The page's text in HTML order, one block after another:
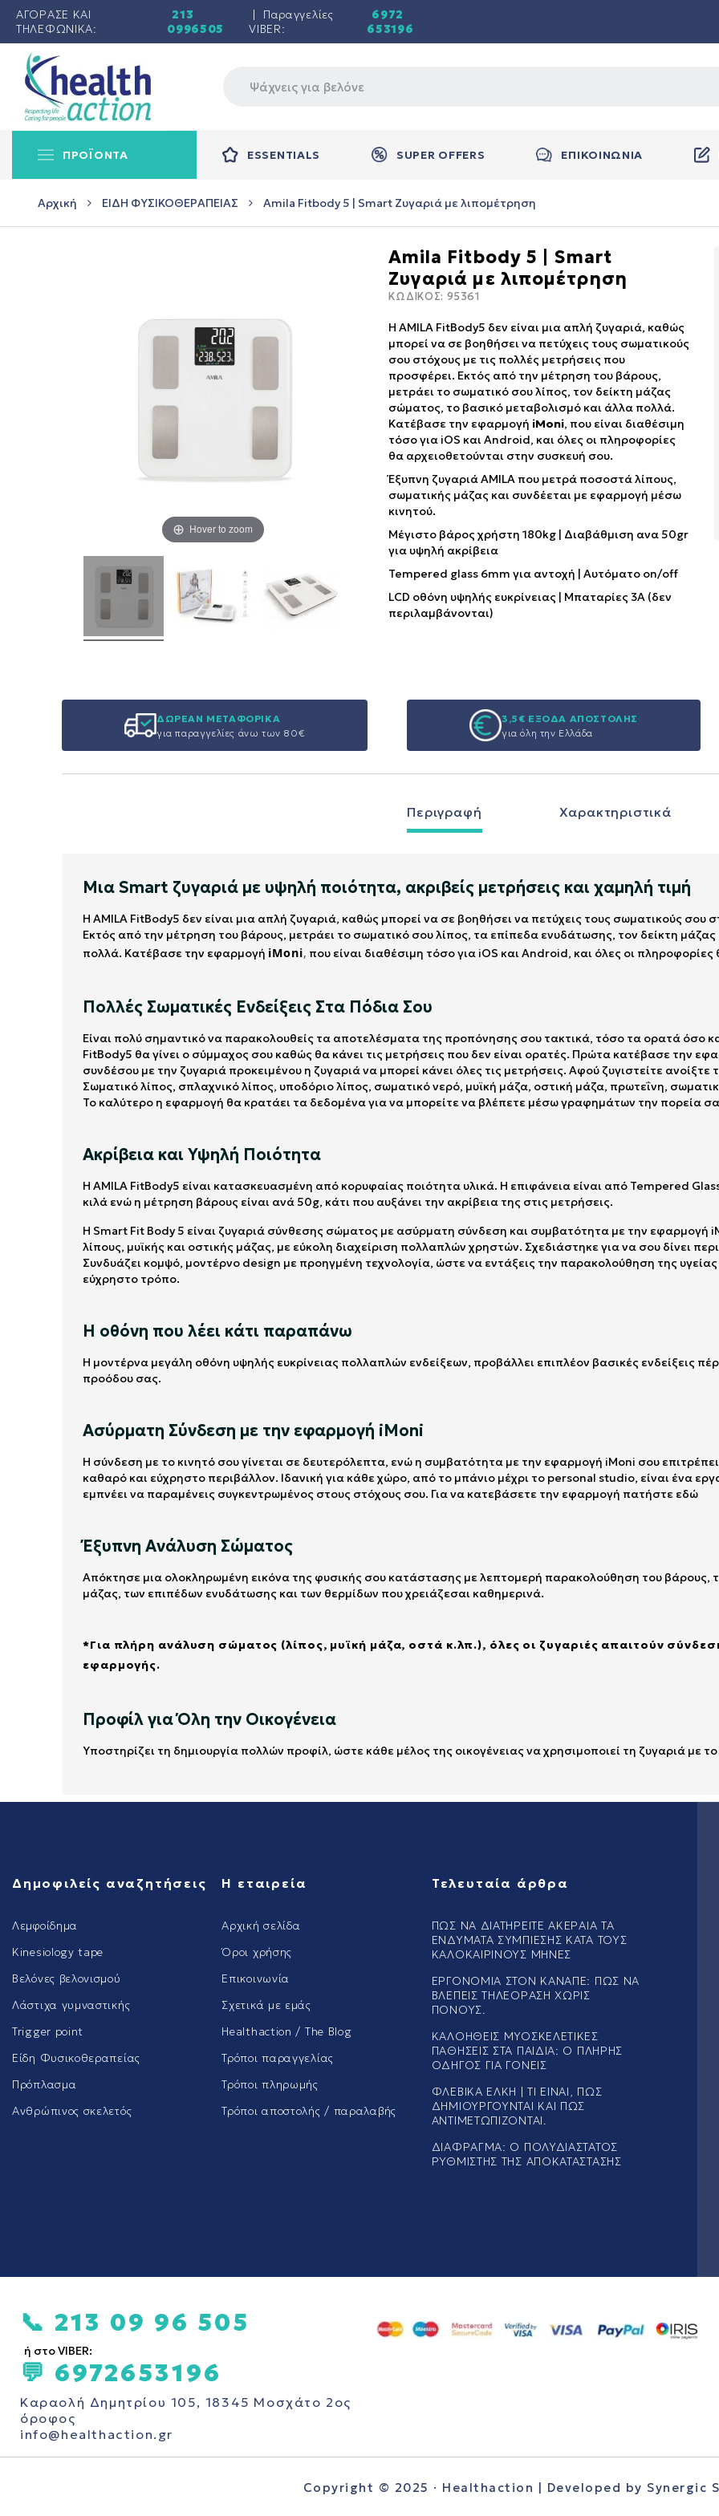
ΑΓΟΡΑΣΕ ΚΑΙ
ΤΗΛΕΦΩΝΙΚΑ:
213
0996505
| Παραγγελίες
VIBER:
6972
653196
ΠΡΟΪΟΝΤΑ ESSENTIALS SUPER OFFERS ΕΠΙΚΟΙΝΩΝΙΑ
Αρχική ΕΙΔΗ ΦΥΣΙΚΟΘΕΡΑΠΕΙΑΣ Amila Fitbody 5 | Smart Ζυγαριά με λιπομέτρηση
Hover to zoom
Amila Fitbody 5 | Smart
Ζυγαριά με λιπομέτρηση
ΚΩΔΙΚΟΣ: 95361
Η AMILA FitBody5 δεν είναι μια απλή ζυγαριά, καθώς
μπορεί να σε βοηθήσει να πετύχεις τους σωματικούς
σου στόχους με τις πολλές μετρήσεις που
προσφέρει. Εκτός από την μέτρηση του βάρους,
μετράει το σωματικό σου λίπος, τον δείκτη μάζας
σώματος, το βασικό μεταβολισμό και άλλα πολλά.
Κατέβασε την εφαρμογή iMoni, που είναι διαθέσιμη
τόσο για iOS και Android, και όλες οι πληροφορίες
θα αρχειοθετούνται στην συσκευή σου.
Έξυπνη ζυγαριά AMILA που μετρά ποσοστά λίπους,
σωματικής μάζας και συνδέεται με εφαρμογή μέσω
κινητού.
Μέγιστο βάρος χρήστη 180kg | Διαβάθμιση ανα 50gr
για υψηλή ακρίβεια
Tempered glass 6mm για αντοχή | Αυτόματο on/off
LCD οθόνη υψηλής ευκρίνειας | Μπαταρίες 3Α (δεν
περιλαμβάνονται)
ΔΩΡΕΑΝ ΜΕΤΑΦΟΡΙΚΑ
για παραγγελίες άνω των 80€
3,5€ ΕΞΟΔΑ ΑΠΟΣΤΟΛΗΣ
για όλη την Ελλάδα
Περιγραφή Χαρακτηριστικά
Μια Smart ζυγαριά με υψηλή ποιότητα, ακριβείς μετρήσεις και χαμηλή τιμή
Η AMILA FitBody5 δεν είναι μια απλή ζυγαριά, καθώς μπορεί να σε βοηθήσει να πετύχεις τους σωματικούς σου
Εκτός από την μέτρηση του βάρους, μετράει το σωματικό σου λίπος, τα επίπεδα ενυδάτωσης, τον δείκτη
πολλά. Κατέβασε την εφαρμογή iMoni, που είναι διαθέσιμη τόσο για iOS και Android, και όλες οι
Πολλές Σωματικές Ενδείξεις Στα Πόδια Σου
Είναι πολύ σημαντικό να παρακολουθείς τα αποτελέσματα της προπόνησης σου τακτικά, τόσο τα ορατά όσο
FitBody5 θα γίνει ο σύμμαχος σου καθώς θα κάνει τις μετρήσεις που δεν είναι ορατές. Πρώτα κατέβασε την
συνδέσου με την ζυγαριά προκειμένου η ζυγαριά να μπορεί κάνει όλες τις μετρήσεις. Αφού ζυγιστείτε
Σωματικό λίπος, σπλαχνικό λίπος, υποδόριο λίπος, σωματικό νερό, μυϊκή μάζα, οστική μάζα, πρωτεΐνη,
Το καλύτερο η εφαρμογή θα κρατάει τα δεδομένα για να μπορείτε να βλέπετε μέσω γραφημάτων την πορεία
Ακρίβεια και Υψηλή Ποιότητα
Η AMILA FitBody5 είναι κατασκευασμένη από κορυφαίας ποιότητα υλικά. Η επιφάνεια είναι από Tempered
κιλά ενώ η μέτρηση βάρους είναι ανά 50g, κάτι που αυξάνει την ακρίβεια της στις μετρήσεις.
Η Smart Fit Body 5 είναι ζυγαριά σύνθεσης σώματος με ασύρματη σύνδεση και συμβατότητα με την εφαρμογή
λίπους, μυϊκής και οστικής μάζας, με εύκολη διαχείριση πολλαπλών χρηστών. Σχεδιάστηκε για να σου δίνει
Συνδυάζει κομψό, μοντέρνο design με προηγμένη τεχνολογία, ώστε να εντάξεις την παρακολούθηση της
εύχρηστο τρόπο.
Η οθόνη που λέει κάτι παραπάνω
Η μοντέρνα μεγάλη οθόνη υψηλής ευκρίνειας πολλαπλών ενδείξεων, προβάλλει επιπλέον βασικές ενδείξεις
προόδου σας.
Ασύρματη Σύνδεση με την εφαρμογή iMoni
Η σύνδεση με το κινητό σου γίνεται σε δευτερόλεπτα, ενώ η συμβατότητα με την εφαρμογή iMoni σου
καθαρό και εύχρηστο περιβάλλον. Ιδανική για κάθε χώρο, από το μπάνιο μέχρι το personal studio, είναι ένα
εμπνέει να παραμένεις συγκεντρωμένος στους στόχους σου. Για να κατεβάσετε την εφαρμογή πατήστε εδώ
Έξυπνη Ανάλυση Σώματος
Απόκτησε μια ολοκληρωμένη εικόνα της φυσικής σου κατάστασης με λεπτομερή παρακολούθηση του βάρους,
μάζας, των επιπέδων ενυδάτωσης και των θερμίδων που χρειάζεσαι καθημερινά.
*Για πλήρη ανάλυση σώματος (λίπος, μυϊκή μάζα, οστά κ.λπ.), όλες οι ζυγαριές απαιτούν
εφαρμογής.
Προφίλ για Όλη την Οικογένεια
Υποστηρίζει τη δημιουργία πολλών προφίλ, ώστε κάθε μέλος της οικογένειας να χρησιμοποιεί τη ζυγαριά με
Δημοφιλείς αναζητήσεις
Λεμφοίδημα
Kinesiology tape
Βελόνες βελονισμού
Λάστιχα γυμναστικής
Trigger point
Είδη Φυσικοθεραπείας
Πρόπλασμα
Ανθρώπινος σκελετός
Η εταιρεία
Αρχική σελίδα
Όροι χρήσης
Επικοινωνία
Σχετικά με εμάς
Healthaction / The Blog
Τρόποι παραγγελίας
Τρόποι πληρωμής
Τρόποι αποστολής / παραλαβής
Τελευταία άρθρα
ΠΏΣ ΝΑ ΔΙΑΤΗΡΕΊΤΕ ΑΚΈΡΑΙΑ ΤΑ
ΕΝΔΎΜΑΤΑ ΣΥΜΠΊΕΣΗΣ ΚΑΤΆ ΤΟΥΣ
ΚΑΛΟΚΑΙΡΙΝΟΎΣ ΜΉΝΕΣ
ΕΡΓΟΝΟΜΊΑ ΣΤΟΝ ΚΑΝΑΠΈ: ΠΏΣ ΝΑ
ΒΛΈΠΕΙΣ ΤΗΛΕΌΡΑΣΗ ΧΩΡΊΣ
ΠΌΝΟΥΣ.
ΚΑΛΟΉΘΕΙΣ ΜΥΟΣΚΕΛΕΤΙΚΈΣ
ΠΑΘΉΣΕΙΣ ΣΤΑ ΠΑΙΔΙΆ: Ο ΠΛΉΡΗΣ
ΟΔΗΓΌΣ ΓΙΑ ΓΟΝΕΊΣ
ΦΛΕΒΙΚΆ ΈΛΚΗ | ΤΙ ΕΊΝΑΙ, ΠΏΣ
ΔΗΜΙΟΥΡΓΟΎΝΤΑΙ ΚΑΙ ΠΏΣ
ΑΝΤΙΜΕΤΩΠΊΖΟΝΤΑΙ.
ΔΙΆΦΡΑΓΜΑ: Ο ΠΟΛΥΔΙΆΣΤΑΤΟΣ
ΡΥΘΜΙΣΤΉΣ ΤΗΣ ΑΠΟΚΑΤΆΣΤΑΣΗΣ
📞 213 09 96 505
ή στο VIBER:
💬 6972653196
Καραολή Δημητρίου 105, 18345 Μοσχάτο 2ος
όροφος
info@healthaction.gr
Copyright © 2025 · Healthaction | Developed by Synergic